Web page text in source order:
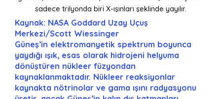
Kaynak: NASA Goddard Uzay Uçuş
Merkezi/Scott Wiessinger
Güneş’in elektromanyetik spektrum boyunca
yaydığı ışık, esas olarak hidrojeni helyuma
dönüştüren nükleer füzyondan
kaynaklanmaktadır. Nükleer reaksiyonlar
kaynakta nötrinolar ve gama ışını radyasyonu